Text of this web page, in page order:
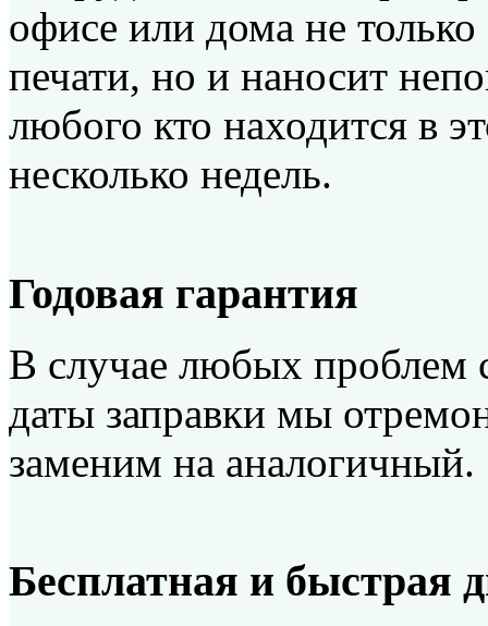
офисе или дома не
печати, но и наносит
любого кто находится в
несколько недель.
Годовая гарантия
В случае любых проблем
даты заправки мы
заменим на аналогичный.
Бесплатная и быстрая